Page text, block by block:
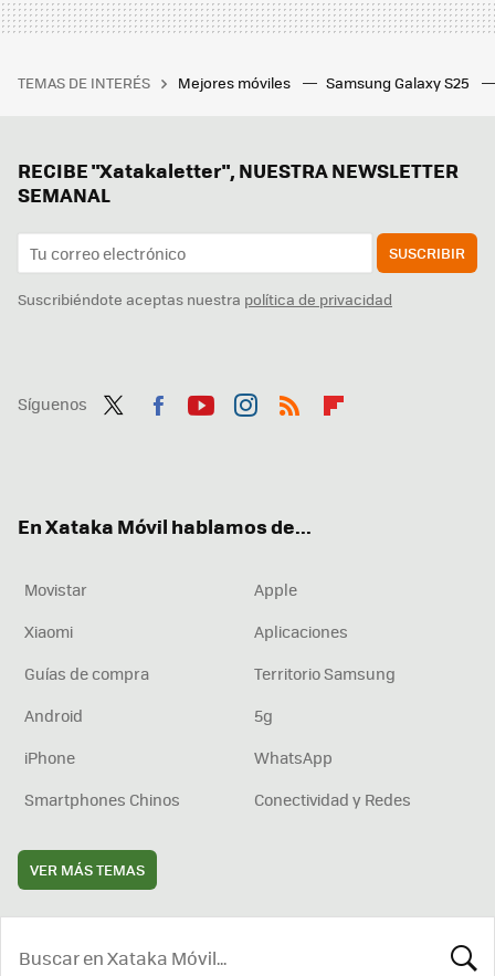
TEMAS DE INTERÉS Mejores móviles Samsung Galaxy S25
RECIBE "Xatakaletter", NUESTRA NEWSLETTER
SEMANAL
SUSCRIBIR
Suscribiéndote aceptas nuestra política de privacidad
Síguenos
En Xataka Móvil hablamos de...
Movistar
Apple
Xiaomi
Aplicaciones
Guías de compra
Territorio Samsung
Android
5g
iPhone
WhatsApp
Smartphones Chinos
Conectividad y Redes
VER MÁS TEMAS